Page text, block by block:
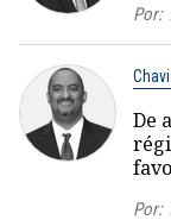
Por:
De
Por: